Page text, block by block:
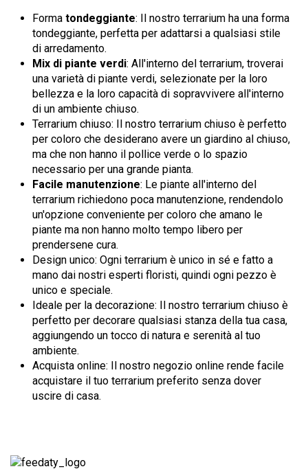
Forma tondeggiante: Il nostro terrarium ha una forma
tondeggiante, perfetta per adattarsi a qualsiasi stile
di arredamento.
Mix di piante verdi: All'interno del terrarium, troverai
una varietà di piante verdi, selezionate per la loro
bellezza e la loro capacità di sopravvivere all'interno
di un ambiente chiuso.
Terrarium chiuso: Il nostro terrarium chiuso è perfetto
per coloro che desiderano avere un giardino al chiuso,
ma che non hanno il pollice verde o lo spazio
necessario per una grande pianta.
Facile manutenzione: Le piante all'interno del
terrarium richiedono poca manutenzione, rendendolo
un'opzione conveniente per coloro che amano le
piante ma non hanno molto tempo libero per
prendersene cura.
Design unico: Ogni terrarium è unico in sé e fatto a
mano dai nostri esperti floristi, quindi ogni pezzo è
unico e speciale.
Ideale per la decorazione: Il nostro terrarium chiuso è
perfetto per decorare qualsiasi stanza della tua casa,
aggiungendo un tocco di natura e serenità al tuo
ambiente.
Acquista online: Il nostro negozio online rende facile
acquistare il tuo terrarium preferito senza dover
uscire di casa.